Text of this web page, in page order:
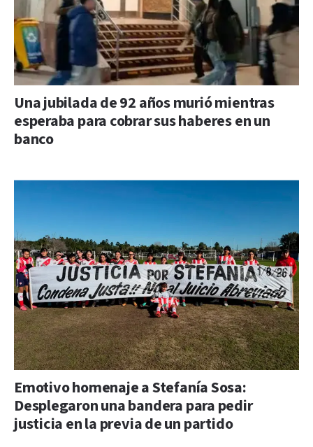
Una jubilada de 92 años murió mientras
esperaba para cobrar sus haberes en un
banco
Emotivo homenaje a Stefanía Sosa:
Desplegaron una bandera para pedir
justicia en la previa de un partido